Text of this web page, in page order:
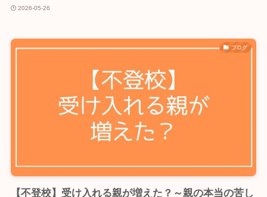
2026-05-26
ブログ
【不登校】受け入れる親が増えた？～親の本当の苦し